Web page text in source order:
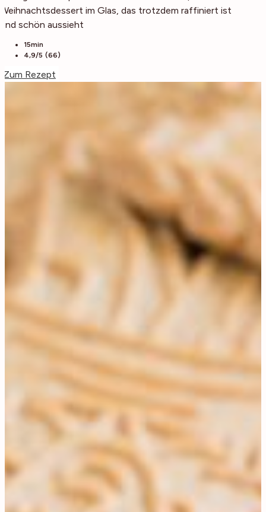
Weihnachtsdessert im Glas, das trotzdem raffiniert ist
und schön aussieht
15min
4,9/5 (66)
Zum Rezept